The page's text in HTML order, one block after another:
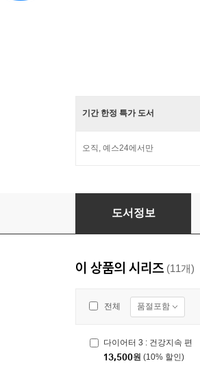
기간 한정 특가 도서
오직, 예스24에서만
다이어터 1 : 식이조절 편
도서정보
이 상품의 시리즈 (11개)
전체 품절포함
다이어터 3 : 건강지속 편
13,500원 (10% 할인)